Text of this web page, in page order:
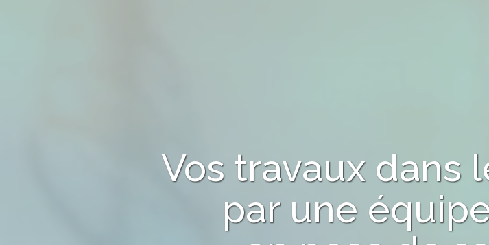
Vos travaux dans
par une